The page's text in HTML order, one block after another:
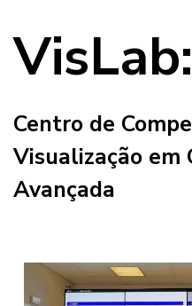
Centro de
Visualização em
Avançada